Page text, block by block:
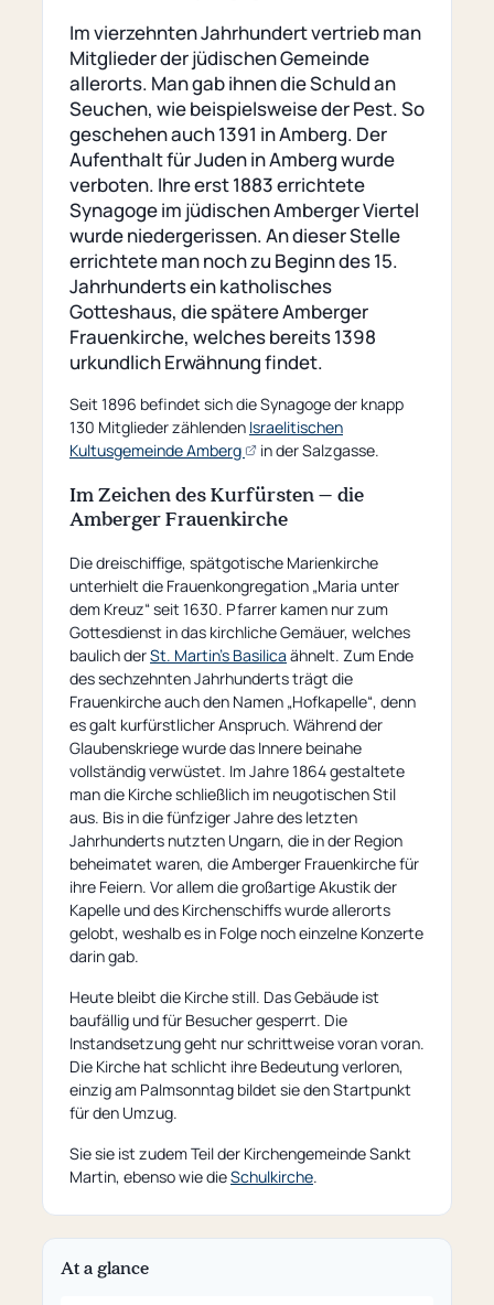
Im vierzehnten Jahrhundert vertrieb man
Mitglieder der jüdischen Gemeinde
allerorts. Man gab ihnen die Schuld an
Seuchen, wie beispielsweise der Pest. So
geschehen auch 1391 in Amberg. Der
Aufenthalt für Juden in Amberg wurde
verboten. Ihre erst 1883 errichtete
Synagoge im jüdischen Amberger Viertel
wurde niedergerissen. An dieser Stelle
errichtete man noch zu Beginn des 15.
Jahrhunderts ein katholisches
Gotteshaus, die spätere Amberger
Frauenkirche, welches bereits 1398
urkundlich Erwähnung findet.
Seit 1896 befindet sich die Synagoge der knapp
130 Mitglieder zählenden Israelitischen
Kultusgemeinde Amberg
(opens
external
page)
in der Salzgasse.
Im Zeichen des Kurfürsten – die
Amberger Frauenkirche
Die dreischiffige, spätgotische Marienkirche
unterhielt die Frauenkongregation „Maria unter
dem Kreuz“ seit 1630. Pfarrer kamen nur zum
Gottesdienst in das kirchliche Gemäuer, welches
baulich derSt. Martin's Basilica ähnelt. Zum Ende
des sechzehnten Jahrhunderts trägt die
Frauenkirche auch den Namen „Hofkapelle“, denn
es galt kurfürstlicher Anspruch. Während der
Glaubenskriege wurde das Innere beinahe
vollständig verwüstet. Im Jahre 1864 gestaltete
man die Kirche schließlich im neugotischen Stil
aus. Bis in die fünfziger Jahre des letzten
Jahrhunderts nutzten Ungarn, die in der Region
beheimatet waren, die Amberger Frauenkirche für
ihre Feiern. Vor allem die großartige Akustik der
Kapelle und des Kirchenschiffs wurde allerorts
gelobt, weshalb es in Folge noch einzelne Konzerte
darin gab.
Heute bleibt die Kirche still. Das Gebäude ist
baufällig und für Besucher gesperrt. Die
Instandsetzung geht nur schrittweise voran voran.
Die Kirche hat schlicht ihre Bedeutung verloren,
einzig am Palmsonntag bildet sie den Startpunkt
für den Umzug.
Sie sie ist zudem Teil der Kirchengemeinde Sankt
Martin, ebenso wie dieSchulkirche.
At a glance